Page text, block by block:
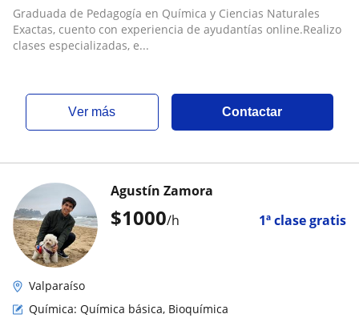
Graduada de Pedagogía en Química y Ciencias Naturales
Exactas, cuento con experiencia de ayudantías online.Realizo
clases especializadas, e...
ver más Contactar
$1000/h 1ª clase gratis
Agustín Zamora
Valparaíso
Química: Química básica, Bioquímica